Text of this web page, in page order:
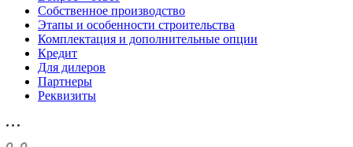
Собственное производство
Этапы и особенности строительства
Комплектация и дополнительные опции
Кредит
Для дилеров
Партнеры
Реквизиты